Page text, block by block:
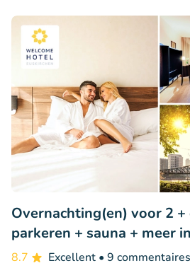
Overnachting(en) voor 2
parkeren + sauna + meer
8.7 Excellent • 9 commentaires